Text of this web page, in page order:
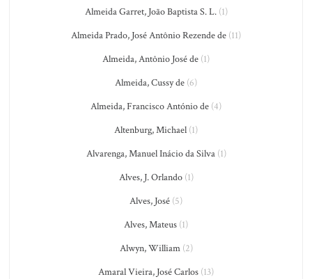
Almeida Garret, João Baptista S. L.(1)
Almeida Prado, José Antônio Rezende de (11)
Almeida, Antônio José de (1)
Almeida, Cussy de (6)
Almeida, Francisco António de (4)
Altenburg, Michael (1)
Alvarenga, Manuel Inácio da Silva(1)
Alves, J. Orlando(1)
Alves, José (5)
Alves, Mateus (1)
Alwyn, William(2)
Amaral Vieira, José Carlos (13)